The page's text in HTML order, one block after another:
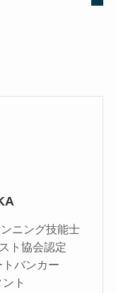
ニング技能士
ト協会認定
トバンカー
ト